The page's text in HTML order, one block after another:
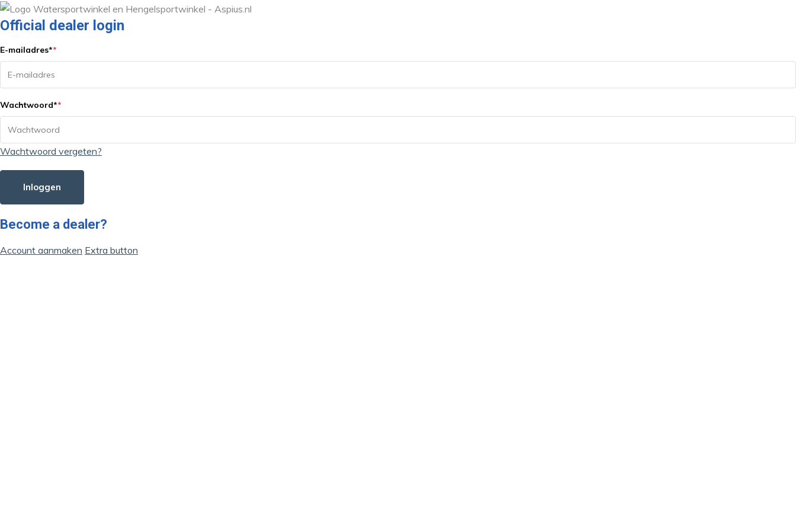
Official dealer login
E-mailadres**
Wachtwoord**
Wachtwoord vergeten?
Inloggen
Become a dealer?
Account aanmaken Extra button